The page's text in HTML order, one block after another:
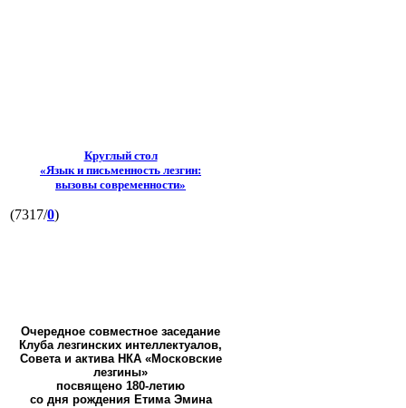
Круглый стол
«Язык и письменность лезгин:
вызовы современности»
(7317/0)
Очередное совместное заседание
Клуба лезгинских интеллектуалов,
Совета и актива НКА «Московские
лезгины»
посвящено 180-летию
со дня рождения Етима Эмина